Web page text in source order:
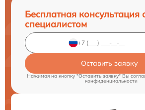
Бесплатная консультация
специалистом
Оставить заявку
Нажимая на кнопку "Оставить заявку" Вы
конфиденциальности